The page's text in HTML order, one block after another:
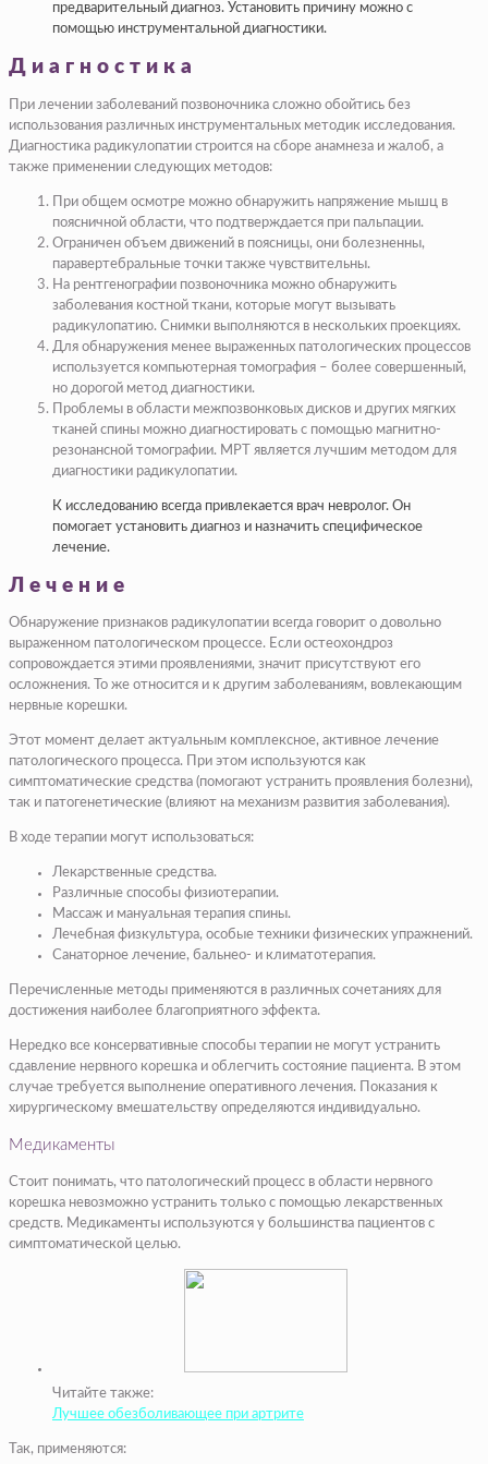
предварительный диагноз. Установить причину можно с
помощью инструментальной диагностики.
Диагностика
При лечении заболеваний позвоночника сложно обойтись без
использования различных инструментальных методик исследования.
Диагностика радикулопатии строится на сборе анамнеза и жалоб, а
также применении следующих методов:
При общем осмотре можно обнаружить напряжение мышц в
поясничной области, что подтверждается при пальпации.
Ограничен объем движений в поясницы, они болезненны,
паравертебральные точки также чувствительны.
На рентгенографии позвоночника можно обнаружить
заболевания костной ткани, которые могут вызывать
радикулопатию. Снимки выполняются в нескольких проекциях.
Для обнаружения менее выраженных патологических процессов
используется компьютерная томография – более совершенный,
но дорогой метод диагностики.
Проблемы в области межпозвонковых дисков и других мягких
тканей спины можно диагностировать с помощью магнитно-
резонансной томографии. МРТ является лучшим методом для
диагностики радикулопатии.
К исследованию всегда привлекается врач невролог. Он
помогает установить диагноз и назначить специфическое
лечение.
Лечение
Обнаружение признаков радикулопатии всегда говорит о довольно
выраженном патологическом процессе. Если остеохондроз
сопровождается этими проявлениями, значит присутствуют его
осложнения. То же относится и к другим заболеваниям, вовлекающим
нервные корешки.
Этот момент делает актуальным комплексное, активное лечение
патологического процесса. При этом используются как
симптоматические средства (помогают устранить проявления болезни),
так и патогенетические (влияют на механизм развития заболевания).
В ходе терапии могут использоваться:
Лекарственные средства.
Различные способы физиотерапии.
Массаж и мануальная терапия спины.
Лечебная физкультура, особые техники физических упражнений.
Санаторное лечение, бальнео- и климатотерапия.
Перечисленные методы применяются в различных сочетаниях для
достижения наиболее благоприятного эффекта.
Нередко все консервативные способы терапии не могут устранить
сдавление нервного корешка и облегчить состояние пациента. В этом
случае требуется выполнение оперативного лечения. Показания к
хирургическому вмешательству определяются индивидуально.
Медикаменты
Стоит понимать, что патологический процесс в области нервного
корешка невозможно устранить только с помощью лекарственных
средств. Медикаменты используются у большинства пациентов с
симптоматической целью.
Читайте также:
Лучшее обезболивающее при артрите
Так, применяются: